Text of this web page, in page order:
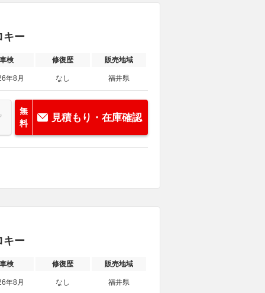
キー
車検 修復歴 販売地域
年8月 なし 福井県
無
料
見積もり・在庫確認
キー
車検 修復歴 販売地域
年8月 なし 福井県